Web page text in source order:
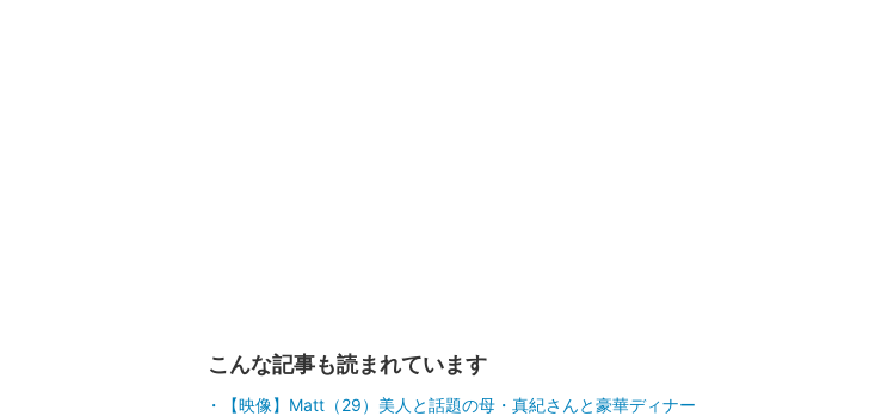
こんな記事も読まれています
【映像】Matt（29）美人と話題の母・真紀さんと豪華ディナー